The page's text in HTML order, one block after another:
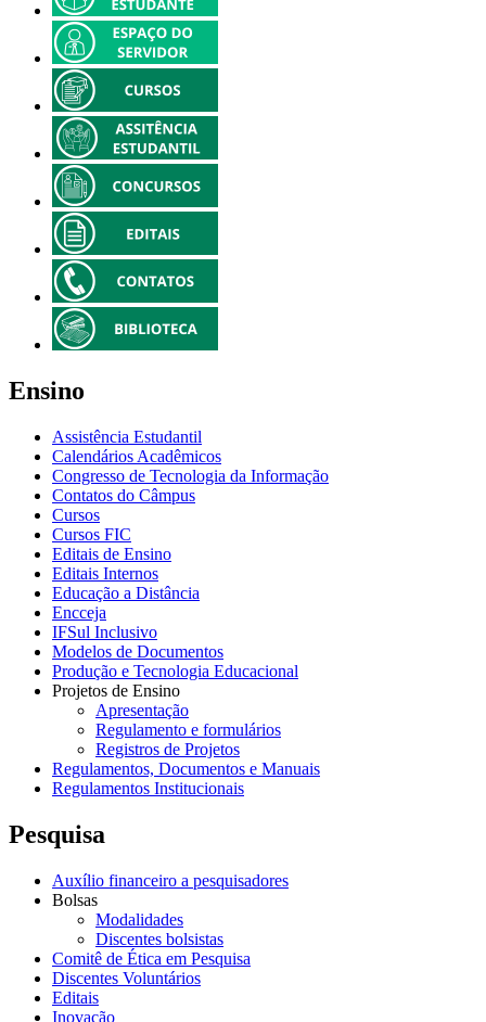
Ensino
Assistência Estudantil
Calendários Acadêmicos
Congresso de Tecnologia da Informação
Contatos do Câmpus
Cursos
Cursos FIC
Editais de Ensino
Editais Internos
Educação a Distância
Encceja
IFSul Inclusivo
Modelos de Documentos
Produção e Tecnologia Educacional
Projetos de Ensino
Apresentação
Regulamento e formulários
Registros de Projetos
Regulamentos, Documentos e Manuais
Regulamentos Institucionais
Pesquisa
Auxílio financeiro a pesquisadores
Bolsas
Modalidades
Discentes bolsistas
Comitê de Ética em Pesquisa
Discentes Voluntários
Editais
Inovação